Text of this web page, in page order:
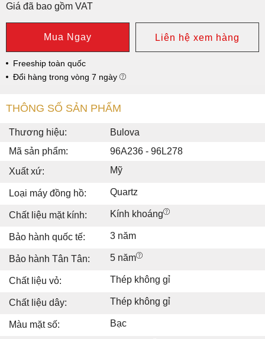
Giá đã bao gồm VAT
Mua Ngay Liên hệ xem hàng
Freeship toàn quốc
Đổi hàng trong vòng 7 ngày
THÔNG SỐ SẢN PHẨM
Thương hiệu:
Bulova
Mã sản phẩm:
96A236 - 96L278
Xuất xứ:
Mỹ
Loại máy đồng hồ: Quartz
Chất liệu mặt kính: Kính khoáng
Bảo hành quốc tế: 3 năm
Bảo hành Tân Tân: 5 năm
Chất liệu vỏ: Thép không gỉ
Chất liệu dây: Thép không gỉ
Màu mặt số: Bạc